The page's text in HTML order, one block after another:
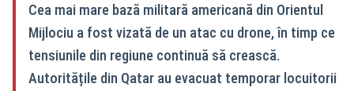
Cea mai mare bază militară americană din Orientul
Mijlociu a fost vizată de un atac cu drone, în timp ce
tensiunile din regiune continuă să crească.
Autoritățile din Qatar au evacuat temporar locuitorii